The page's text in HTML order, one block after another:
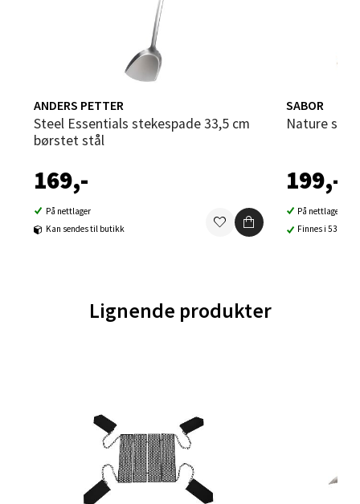
ANDERS PETTER
Steel Essentials stekespade 33,5 cm
børstet stål
169,-
På nettlager
Kan sendes til butikk
SABOR
Nature
199,-
På nettlager
Finnes i 53
Lignende produkter
Orkanger - Thon Senter Orkanger
Orkanger
Åpent i dag 09-20
Brodtkorbsgate 7, 1338 Sandvika
Bergen - Thon Senter Sartor